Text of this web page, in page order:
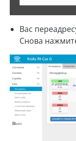
Вас
Снова